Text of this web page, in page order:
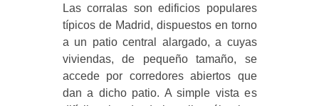
Las corralas son edificios populares
típicos de Madrid, dispuestos en torno
a un patio central alargado, a cuyas
viviendas, de pequeño tamaño, se
accede por corredores abiertos que
dan a dicho patio. A simple vista es